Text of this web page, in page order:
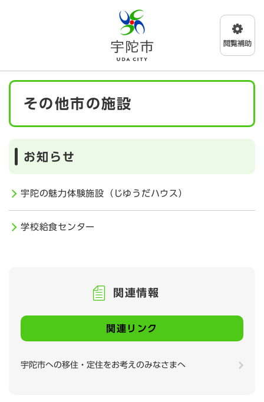
メニューを飛ばして本文へ
本
その他市の施設
お知らせ
宇陀の魅力体験施設（じゆうだハウス）
学校給食センター
関連情報
関連リンク
宇陀市への移住・定住をお考えのみなさまへ